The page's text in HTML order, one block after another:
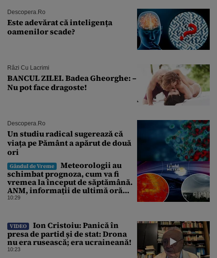
Descopera.ro
Este adevărat că inteligența
oamenilor scade?
Râzi Cu Lacrimi
BANCUL ZILEI. Badea Gheorghe: –
Nu pot face dragoste!
Descopera.ro
Un studiu radical sugerează că
viața pe Pământ a apărut de două
ori
Gândul de Vreme
Meteorologii au
schimbat prognoza, cum va fi
vremea la început de săptămână.
ANM, informații de ultimă oră
pentru Gândul
10:29
VIDEO
Ion Cristoiu: Panică în
presa de partid și de stat: Drona
nu era rusească; era ucraineană!
10:23